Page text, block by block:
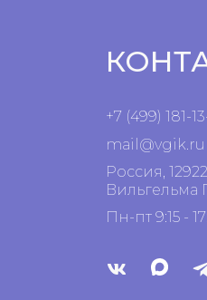
+7 (499) 181-
mail@vgik.ru
Россия,
Вильгельма
Пн-пт 9:15 -